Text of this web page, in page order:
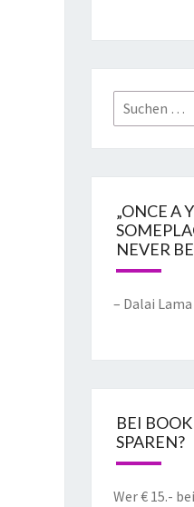
„ONCE A
NEVER
– Dalai Lama
BEI
SPAREN?
Wer € 15.-